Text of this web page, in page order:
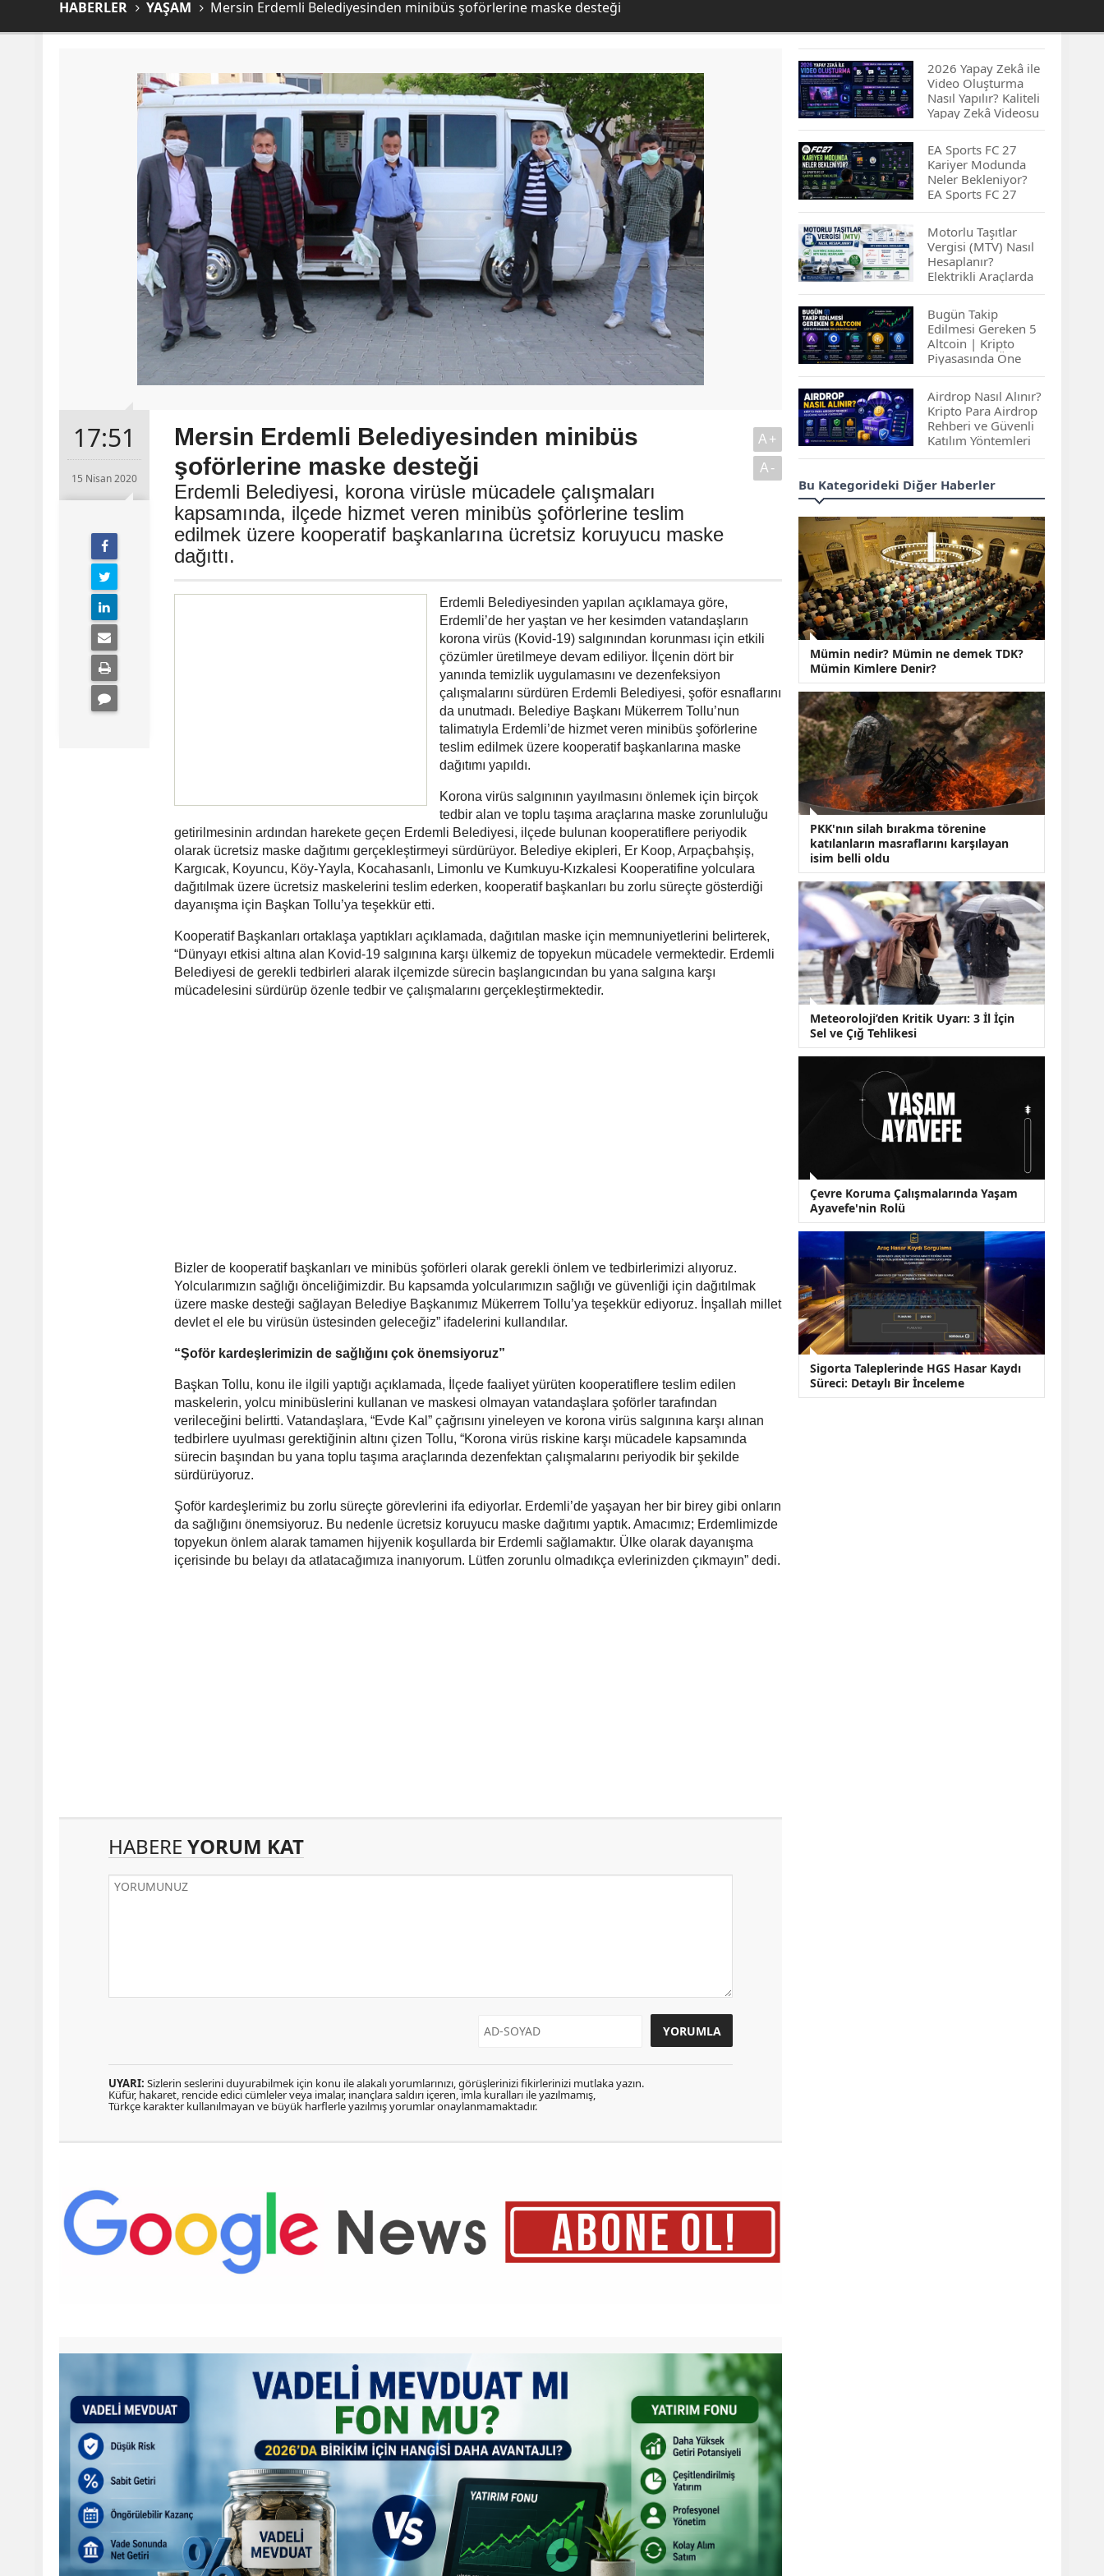
HABERLER YAŞAM Mersin Erdemli Belediyesinden minibüs şoförlerine maske desteği
17:51
15 Nisan 2020
Mersin Erdemli Belediyesinden minibüs
şoförlerine maske desteği
Erdemli Belediyesi, korona virüsle mücadele çalışmaları
kapsamında, ilçede hizmet veren minibüs şoförlerine teslim
edilmek üzere kooperatif başkanlarına ücretsiz koruyucu maske
dağıttı.
A+
A-
Erdemli Belediyesinden yapılan açıklamaya göre,
Erdemli’de her yaştan ve her kesimden vatandaşların
korona virüs (Kovid-19) salgınından korunması için etkili
çözümler üretilmeye devam ediliyor. İlçenin dört bir
yanında temizlik uygulamasını ve dezenfeksiyon
çalışmalarını sürdüren Erdemli Belediyesi, şoför esnaflarını
da unutmadı. Belediye Başkanı Mükerrem Tollu’nun
talimatıyla Erdemli’de hizmet veren minibüs şoförlerine
teslim edilmek üzere kooperatif başkanlarına maske
dağıtımı yapıldı.
Korona virüs salgınının yayılmasını önlemek için birçok
tedbir alan ve toplu taşıma araçlarına maske zorunluluğu
getirilmesinin ardından harekete geçen Erdemli Belediyesi, ilçede bulunan kooperatiflere periyodik
olarak ücretsiz maske dağıtımı gerçekleştirmeyi sürdürüyor. Belediye ekipleri, Er Koop, Arpaçbahşiş,
Kargıcak, Koyuncu, Köy-Yayla, Kocahasanlı, Limonlu ve Kumkuyu-Kızkalesi Kooperatifine yolculara
dağıtılmak üzere ücretsiz maskelerini teslim ederken, kooperatif başkanları bu zorlu süreçte gösterdiği
dayanışma için Başkan Tollu’ya teşekkür etti.
Kooperatif Başkanları ortaklaşa yaptıkları açıklamada, dağıtılan maske için memnuniyetlerini belirterek,
“Dünyayı etkisi altına alan Kovid-19 salgınına karşı ülkemiz de topyekun mücadele vermektedir. Erdemli
Belediyesi de gerekli tedbirleri alarak ilçemizde sürecin başlangıcından bu yana salgına karşı
mücadelesini sürdürüp özenle tedbir ve çalışmalarını gerçekleştirmektedir.
Bizler de kooperatif başkanları ve minibüs şoförleri olarak gerekli önlem ve tedbirlerimizi alıyoruz.
Yolcularımızın sağlığı önceliğimizdir. Bu kapsamda yolcularımızın sağlığı ve güvenliği için dağıtılmak
üzere maske desteği sağlayan Belediye Başkanımız Mükerrem Tollu’ya teşekkür ediyoruz. İnşallah millet
devlet el ele bu virüsün üstesinden geleceğiz” ifadelerini kullandılar.
“Şoför kardeşlerimizin de sağlığını çok önemsiyoruz”
Başkan Tollu, konu ile ilgili yaptığı açıklamada, İlçede faaliyet yürüten kooperatiflere teslim edilen
maskelerin, yolcu minibüslerini kullanan ve maskesi olmayan vatandaşlara şoförler tarafından
verileceğini belirtti. Vatandaşlara, “Evde Kal” çağrısını yineleyen ve korona virüs salgınına karşı alınan
tedbirlere uyulması gerektiğinin altını çizen Tollu, “Korona virüs riskine karşı mücadele kapsamında
sürecin başından bu yana toplu taşıma araçlarında dezenfektan çalışmalarını periyodik bir şekilde
sürdürüyoruz.
Şoför kardeşlerimiz bu zorlu süreçte görevlerini ifa ediyorlar. Erdemli’de yaşayan her bir birey gibi onların
da sağlığını önemsiyoruz. Bu nedenle ücretsiz koruyucu maske dağıtımı yaptık. Amacımız; Erdemlimizde
topyekun önlem alarak tamamen hijyenik koşullarda bir Erdemli sağlamaktır. Ülke olarak dayanışma
içerisinde bu belayı da atlatacağımıza inanıyorum. Lütfen zorunlu olmadıkça evlerinizden çıkmayın” dedi.
HABERE YORUM KAT
UYARI: Sizlerin seslerini duyurabilmek için konu ile alakalı yorumlarınızı, görüşlerinizi fikirlerinizi mutlaka yazın.
Küfür, hakaret, rencide edici cümleler veya imalar, inançlara saldırı içeren, imla kuralları ile yazılmamış,
Türkçe karakter kullanılmayan ve büyük harflerle yazılmış yorumlar onaylanmamaktadır.
2026 Yapay Zekâ ile
Video Oluşturma
Nasıl Yapılır? Kaliteli
Yapay Zekâ Videosu
Hazırlamanın
İpuçları...
EA Sports FC 27
Kariyer Modunda
Neler Bekleniyor?
EA Sports FC 27
Kariyer Modu
Yenilikleri…
Motorlu Taşıtlar
Vergisi (MTV) Nasıl
Hesaplanır?
Elektrikli Araçlarda
MTV Nasıl
Hesaplanır? MTV
Borcu Nasıl
Sorgulanır?
Bugün Takip
Edilmesi Gereken 5
Altcoin | Kripto
Piyasasında Öne
Çıkan Projeler
Airdrop Nasıl Alınır?
Kripto Para Airdrop
Rehberi ve Güvenli
Katılım Yöntemleri
Spot ve Vadeli İşlem
Arasındaki Farklar |
İçin Daha Uygun?
ABD-İran Anlaşması
Sonrası Altın Rekora
Koştu, Petrol
Fiyatları Sert Düştü
Temmuz 2026 Maaş
Zammı Netleşiyor!
Memur, Emekli ve
Sosyal Yardımlarda
Yeni Oranlar
KOSGEB’den
KOBİ’lere Dev
Finansman Hamlesi:
36 Ay Vadeli 30
Milyon TL Destek
Emekli Maaşlarında
Temmuz Hesabı:
Zam Oranı ve Taban
Aylık İçin Yeni
Bu Kategorideki Diğer Haberler
Mümin nedir? Mümin ne demek TDK?
Mümin Kimlere Denir?
PKK'nın silah bırakma törenine
katılanların masraflarını karşılayan
isim belli oldu
Meteoroloji’den Kritik Uyarı: 3 İl İçin
Sel ve Çığ Tehlikesi
Çevre Koruma Çalışmalarında Yaşam
Ayavefe'nin Rolü
Sigorta Taleplerinde HGS Hasar Kaydı
Süreci: Detaylı Bir İnceleme